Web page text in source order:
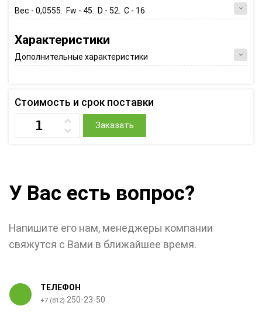
Вес - 0,0555. Fw - 45. D - 52. C - 16
Характеристики
Дополнительные характеристики
Стоимость и срок поставки
Заказать
У Вас есть вопрос?
Напишите его нам, менеджеры компании
свяжутся с Вами в ближайшее время.
ТЕЛЕФОН
+7 (812) 250-23-50